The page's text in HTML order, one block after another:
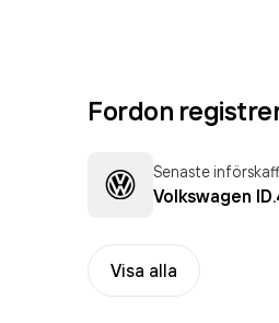
Fordon
Senaste
Visa alla